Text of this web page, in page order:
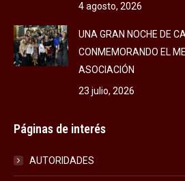
4 agosto, 2026
UNA GRAN NOCHE DE
CONMEMORANDO EL
ASOCIACIÓN
23 julio, 2026
Páginas de interés
AUTORIDADES